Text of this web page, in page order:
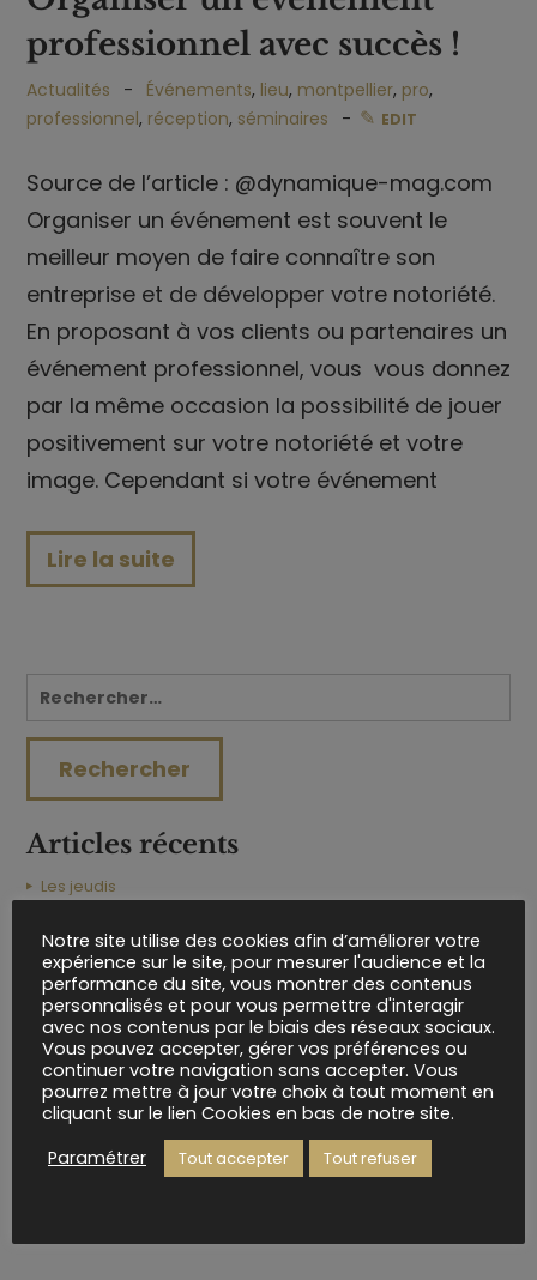
professionnel avec succès !
Actualités Événements, lieu, montpellier, pro,
professionnel, réception, séminaires EDIT
Source de l’article : @dynamique-mag.com
Organiser un événement est souvent le
meilleur moyen de faire connaître son
entreprise et de développer votre notoriété.
En proposant à vos clients ou partenaires un
événement professionnel, vous vous donnez
par la même occasion la possibilité de jouer
positivement sur votre notoriété et votre
image. Cependant si votre événement
Lire la suite
Articles récents
Les jeudis
Wedding Awards 2023
Idées cadeaux Noël ?
Brunch : le repas idéal des lendemains de Mariage !
Archives
octobre 2024
décembre 2020
Notre site utilise des cookies afin d’améliorer votre
expérience sur le site, pour mesurer l'audience et la
performance du site, vous montrer des contenus
personnalisés et pour vous permettre d'interagir
avec nos contenus par le biais des réseaux sociaux.
Vous pouvez accepter, gérer vos préférences ou
continuer votre navigation sans accepter. Vous
pourrez mettre à jour votre choix à tout moment en
cliquant sur le lien Cookies en bas de notre site.
Paramétrer
Tout accepter Tout refuser